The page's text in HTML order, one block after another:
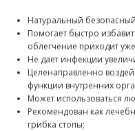
Натуральный безопасный
Помогает быстро
облегчение приходит
Не дает инфекции
Целенаправленно
функции внутренних
Может использоваться
Рекомендован как
грибка стопы;